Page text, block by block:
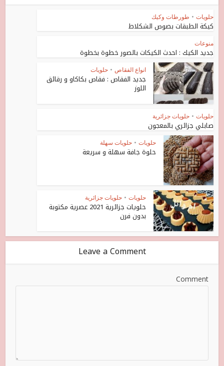
حلويات • طورطات وكيك
كيكة الطبقات بصوص الشكلاط
منوعات
جديد الكيك : احدث الكيكات بالصور خطوة بخطوة
انواع الفقاص • حلويات
جديد الفقاص : فقاص بكاكاو و رقائق
اللوز
حلويات • حلويات جزائرية
صابلي جزائري بالمعجون
حلويات • حلويات سهلة
حلوة جافة سهلة و سريعة
حلويات • حلويات جزائرية
حلويات جزائرية 2021 عصرية مكتوبة
بدون فرن
Leave a Comment
Comment